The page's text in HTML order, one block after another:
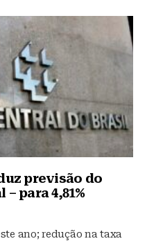
previsão do
para 4,81%
ano; redução na taxa